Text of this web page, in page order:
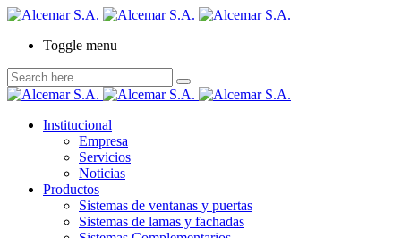
Toggle menu
Institucional
Empresa
Servicios
Noticias
Productos
Sistemas de ventanas y puertas
Sistemas de lamas y fachadas